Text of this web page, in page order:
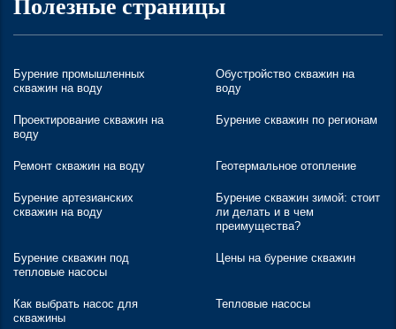
Бурение промышленных
скважин на воду
Обустройство скважин на
воду
Проектирование скважин на
воду
Бурение скважин по регионам
Ремонт скважин на воду Геотермальное отопление
Бурение артезианских
скважин на воду
Бурение скважин зимой: стоит
ли делать и в чем
преимущества?
Бурение скважин под
тепловые насосы
Цены на бурение скважин
Как выбрать насос для
скважины
Тепловые насосы